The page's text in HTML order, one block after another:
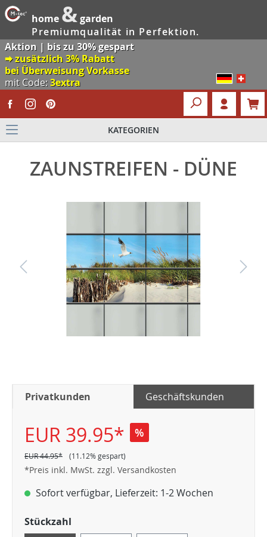
home &garden
Premiumqualität in Perfektion.
Aktion | bis zu 30% gespart
🠮 zusätzlich 3% Rabatt
bei Überweisung Vorkasse
mit Code:3extra
KATEGORIEN
ZAUNSTREIFEN - DÜNE
Privatkunden Geschäftskunden
EUR 39.95* %
EUR 44.95* (11.12% gespart)
*Preis inkl. MwSt. zzgl. Versandkosten
Sofort verfügbar, Lieferzeit: 1-2 Wochen
Stückzahl